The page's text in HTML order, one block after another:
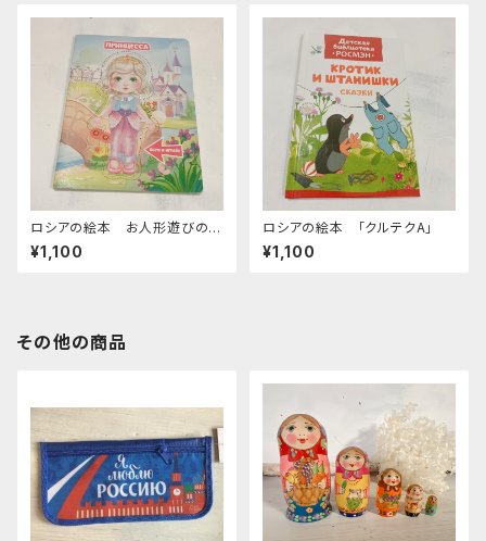
ロシアの絵本 お人形遊びの本
「A」
¥1,100
ロシアの絵本 「クルテクA」
¥1,100
その他の商品